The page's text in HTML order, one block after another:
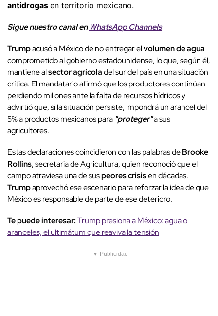
antidrogas en territorio mexicano.
Sigue nuestro canal en WhatsApp Channels
Trumpacusó a México de no entregar elvolumen de agua
comprometido al gobierno estadounidense, lo que, según él,
mantiene alsector agrícoladel sur del país en una situación
crítica. El mandatario afirmó que los productores continúan
perdiendo millones ante la falta de recursos hídricos y
advirtió que, si la situación persiste, impondrá un arancel del
5% a productos mexicanos para "proteger"a sus
agricultores.
Estas declaraciones coincidieron con las palabras deBrooke
Rollins, secretaria de Agricultura, quien reconoció que el
campo atraviesa una de suspeores crisisen décadas.
Trumpaprovechó ese escenario para reforzar la idea de que
México es responsable de parte de ese deterioro.
Te puede interesar:Trump presiona a México: agua o
aranceles, el ultimátum que reaviva la tensión
▼ Publicidad